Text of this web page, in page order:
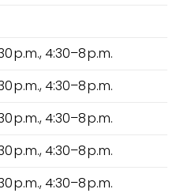
p.m., 4:30–8 p.m.
p.m., 4:30–8 p.m.
p.m., 4:30–8 p.m.
p.m., 4:30–8 p.m.
p.m., 4:30–8 p.m.